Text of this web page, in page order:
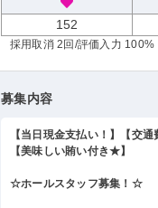
152
採用取消 2回 /評価入力 100%
募集内容
【当日現金支払い！】【交通
【美味しい賄い付き★】
☆ホールスタッフ募集！☆